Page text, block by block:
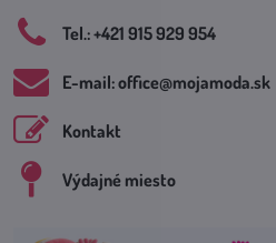
Tel​.: +421 915 929 954
E-mail: office​@mojamoda​.sk
Kontakt
Výdajné miesto